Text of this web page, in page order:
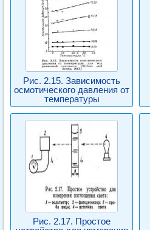
Рис. 2.15. Зависимость
осмотического давления от
температуры
Рис. 2.17. Простое